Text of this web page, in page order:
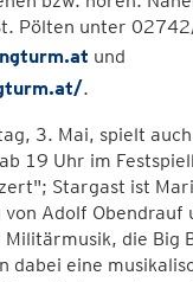
Pölten unter
und
.
3. Mai, spielt
19 Uhr im
Stargast ist
Adolf Obendrauf
die Big
dabei eine